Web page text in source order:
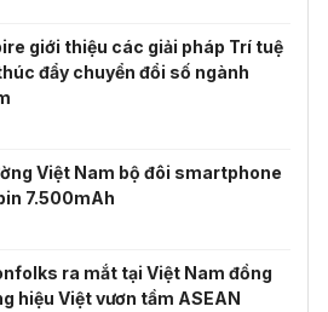
giới thiệu các giải pháp Trí tuệ
đẩy chuyển đổi số ngành
Việt Nam bộ đôi smartphone
7.500mAh
ra mắt tại Việt Nam đồng
hiệu Việt vươn tầm ASEAN